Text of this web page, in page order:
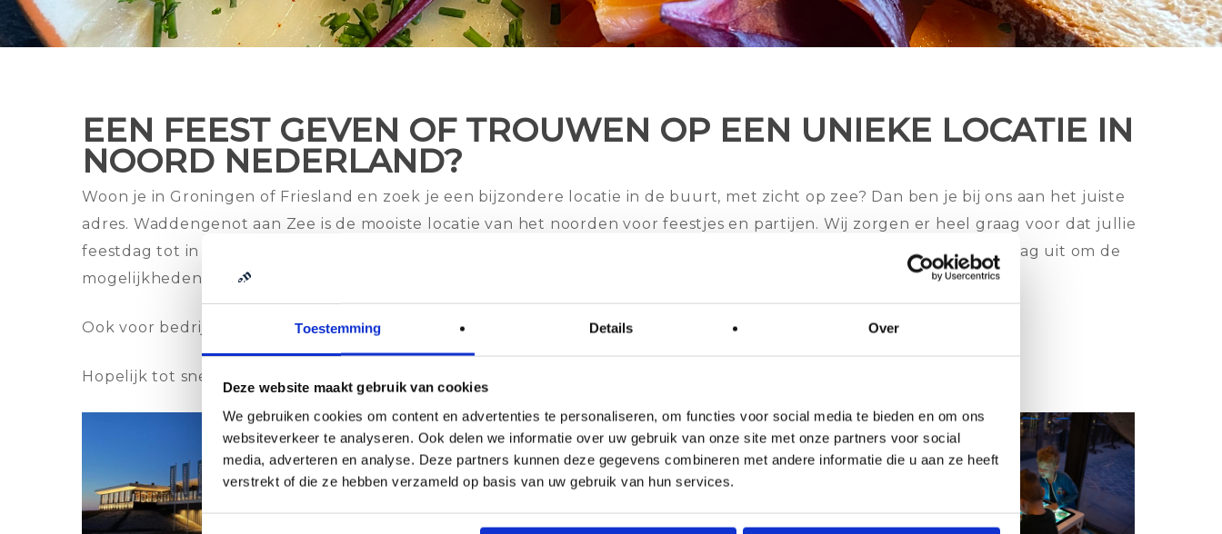
Toestemming Details Over
Deze website maakt gebruik van cookies
We gebruiken cookies om content en advertenties te personaliseren, om functies voor social media te bieden en om ons
websiteverkeer te analyseren. Ook delen we informatie over uw gebruik van onze site met onze partners voor social
media, adverteren en analyse. Deze partners kunnen deze gegevens combineren met andere informatie die u aan ze heeft
verstrekt of die ze hebben verzameld op basis van uw gebruik van hun services.
EEN FEEST GEVEN OF TROUWEN OP EEN UNIEKE LOCATIE IN
NOORD NEDERLAND?
Woon je in Groningen of Friesland en zoek je een bijzondere locatie in de buurt, met zicht op zee? Dan ben je bij ons aan het juiste
adres. Waddengenot aan Zee is de mooiste locatie van het noorden voor feestjes en partijen. Wij zorgen er heel graag voor dat jullie
feestdag tot in de puntjes verzorgd is. Wil je meer weten? Neem dan contact met ons op en dan nodigen wij jullie graag uit om de
mogelijkheden door te nemen.
Ook voor bedrijfsuitjes en teambuiling met wadlopen, eten en overnachten.
Hopelijk tot snel!